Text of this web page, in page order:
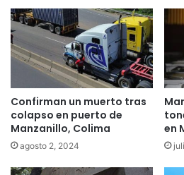
Confirman un muerto tras
colapso en puerto de
Manzanillo, Colima
agosto 2, 2024
en